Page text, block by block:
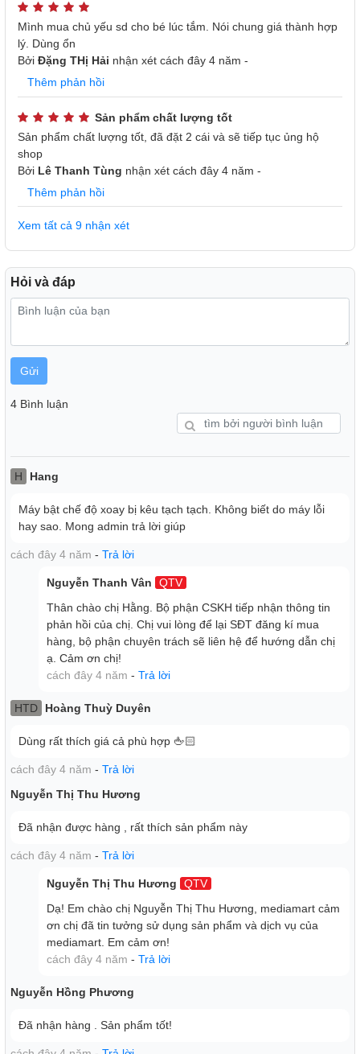
chọn được mức nhiệt phù hợp với môi trường và nhu cầu
sử dụng.
Mình mua chủ yếu sd cho bé lúc tắm. Nói chung giá thành hợp
lý. Dùng ổn
Bởi Đặng THị Hải nhận xét cách đây 4 năm -
Thêm phản hồi
Sản phẩm chất lượng tốt
Sản phẩm chất lượng tốt, đã đặt 2 cái và sẽ tiếp tục ủng hộ
shop
Bởi Lê Thanh Tùng nhận xét cách đây 4 năm -
Thêm phản hồi
Xem tất cả 9 nhận xét
Hỏi và đáp
Gửi
4 Bình luận
H Hang
Máy bật chế độ xoay bị kêu tạch tạch. Không biết do máy lỗi
hay sao. Mong admin trả lời giúp
cách đây 4 năm - Trả lời
Nguyễn Thanh Vân
QTV
Thân chào chị Hằng. Bộ phận CSKH tiếp nhận thông tin
phản hồi của chị. Chị vui lòng để lại SĐT đăng kí mua
hàng, bộ phận chuyên trách sẽ liên hệ để hướng dẫn chị
ạ. Cảm ơn chị!
cách đây 4 năm - Trả lời
HTD Hoàng Thuỳ Duyên
Dùng rất thích giá cả phù hợp 🖕🏻
cách đây 4 năm - Trả lời
Nguyễn Thị Thu Hương
Đã nhận được hàng , rất thích sản phẩm này
cách đây 4 năm - Trả lời
Nguyễn Thị Thu Hương
QTV
Dạ! Em chào chị Nguyễn Thị Thu Hương, mediamart cảm
ơn chị đã tin tưởng sử dụng sản phẩm và dịch vụ của
mediamart. Em cảm ơn!
cách đây 4 năm - Trả lời
Nguyễn Hồng Phương
Đã nhận hàng . Sản phẩm tốt!